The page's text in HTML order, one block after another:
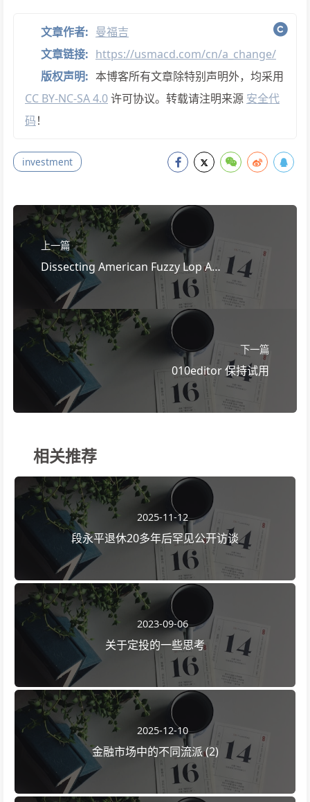
文章作者: 曼福吉
文章链接: https://usmacd.com/cn/a_change/
版权声明: 本博客所有文章除特别声明外，均采用
CC BY-NC-SA 4.0许可协议。转载请注明来源 安全代
码！
investment
上一篇
Dissecting American Fuzzy Lop A
FuzzBench Evaluation 要点
下一篇
010editor 保持试用
相关推荐
2025-11-12
段永平退休20多年后罕见公开访谈
2023-09-06
关于定投的一些思考
2025-12-10
金融市场中的不同流派 (2)